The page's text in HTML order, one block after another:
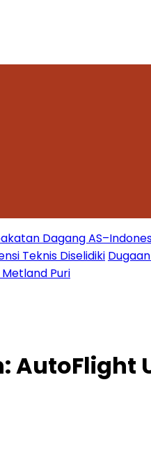
Dagang
Teknis Diselidiki
Puri